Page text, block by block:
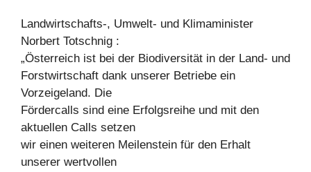
Landwirtschafts-, Umwelt- und Klimaminister
Norbert Totschnig :
„Österreich ist bei der Biodiversität in der Land- und
Forstwirtschaft dank unserer Betriebe ein
Vorzeigeland. Die
Fördercalls sind eine Erfolgsreihe und mit den
aktuellen Calls setzen
wir einen weiteren Meilenstein für den Erhalt
unserer wertvollen